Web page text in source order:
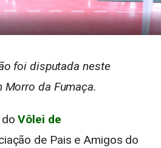
foi disputada neste
Morro da Fumaça.
doVôlei de
de Pais e Amigos do